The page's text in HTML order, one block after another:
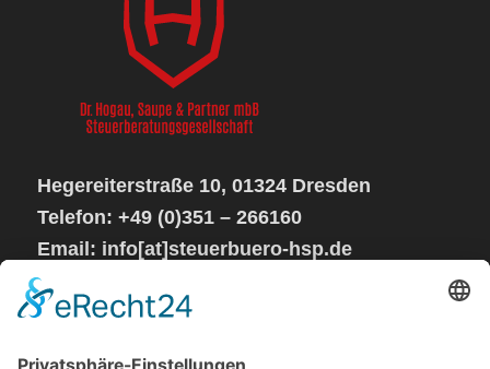
Hegereiterstraße 10, 01324 Dresden
Telefon: +49 (0)351 – 266160
Email: info[at]steuerbuero-hsp.de
Sprechzeiten:
Mo – Do von 08 – 17 Uhr